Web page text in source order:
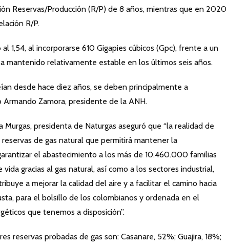
Reservas/Producción (R/P) de 8 años, mientras que en 2020
R/P.
1,54, al incorporarse 610 Gigapies cúbicos (Gpc), frente a un
mantenido relativamente estable en los últimos seis años.
desde hace diez años, se deben principalmente a
Zamora, presidente de la ANH.
presidenta de Naturgas aseguró que “la realidad de
de gas natural que permitirá mantener la
el abastecimiento a los más de 10.460.000 familias
gracias al gas natural, así como a los sectores industrial,
a mejorar la calidad del aire y a facilitar el camino hacia
para el bolsillo de los colombianos y ordenada en el
que tenemos a disposición”.
reservas probadas de gas son: Casanare, 52%; Guajira, 18%;